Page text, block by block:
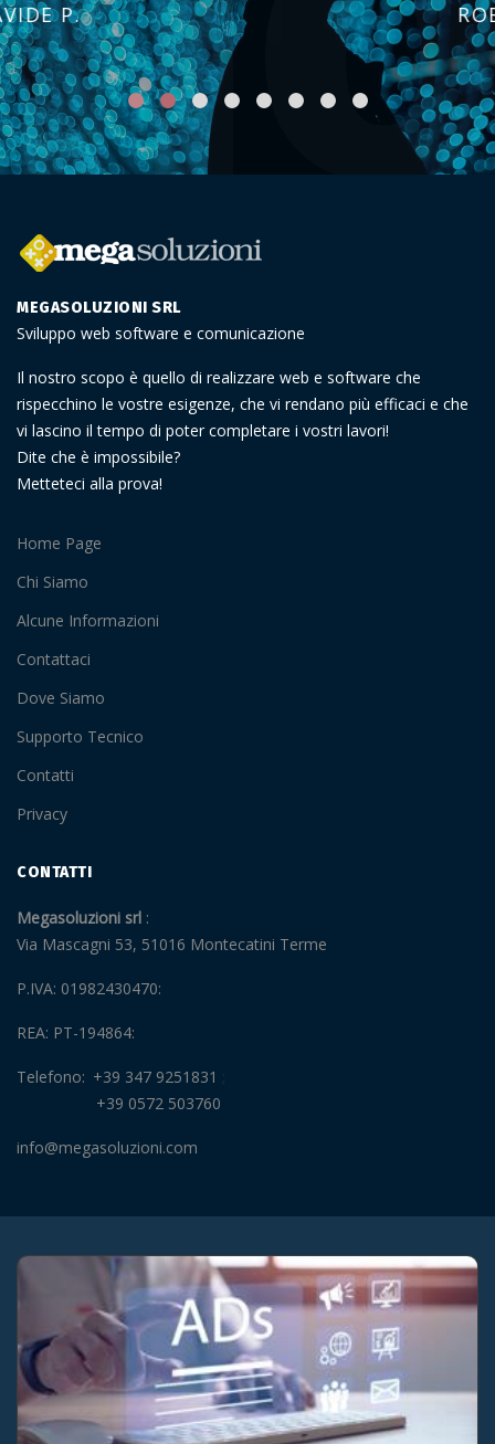
ROBERTO L.
MEGASOLUZIONI SRL
Sviluppo web software e comunicazione
Il nostro scopo è quello di realizzare web e software che
rispecchino le vostre esigenze, che vi rendano più efficaci e che
vi lascino il tempo di poter completare i vostri lavori!
Dite che è impossibile?
Metteteci alla prova!
Home Page
Chi Siamo
Alcune Informazioni
Contattaci
Dove Siamo
Supporto Tecnico
Contatti
Privacy
CONTATTI
Megasoluzioni srl
Via Mascagni 53, 51016 Montecatini Terme
P.IVA: 01982430470
REA: PT-194864
Telefono
+39 347 9251831
+39 0572 503760
info@megasoluzioni.com